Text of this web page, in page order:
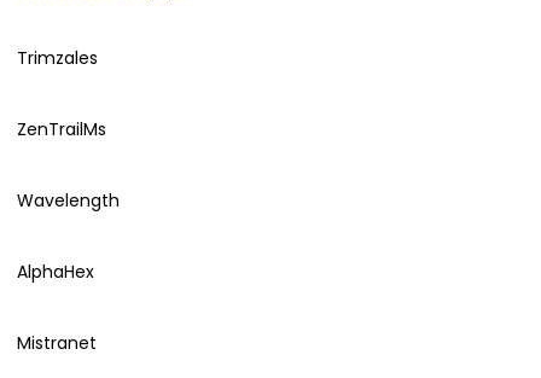
Trimzales
ZenTrailMs
Wavelength
AlphaHex
Mistranet